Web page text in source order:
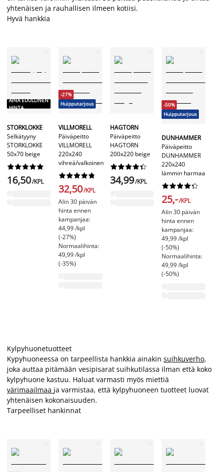
yhtenäisen ja rauhallisen ilmeen kotiisi.
Hyvä hankkia
AINA EDULLINEN
HINTA
STORKLOKKE
Selkätyyny
STORKLOKKE
50x70 beige






16,50/KPL
-27%
Huipputarjous
VILLMORELL
Päiväpeitto
VILLMORELL
220x240
vihreä/valkoinen






32,50/KPL
Alin 30 päivän
hinta ennen
kampanjaa:
44,99 /kpl
(-27%)
Normaalihinta:
49,99 /kpl
(-35%)
HAGTORN
Päiväpeitto
HAGTORN
200x220 beige






34,99/KPL
-50%
Huipputarjous
DUNHAMMER
Päiväpeitto
DUNHAMMER
220x240
lämmin harmaa






25,-/KPL
Alin 30 päivän
hinta ennen
kampanjaa:
49,99 /kpl
(-50%)
Normaalihinta:
49,99 /kpl
(-50%)
Kylpyhuonetuotteet
Kypyhuoneessa on tarpeellista hankkia ainakin suihkuverho,
joka auttaa pitämään vesipisarat suihkutilassa ilman että koko
kylpyhuone kastuu. Haluat varmasti myös miettiä
värimaailmaa ja varmistaa, että kylpyhuoneen tuotteet luovat
yhtenäisen kokonaisuuden.
Tarpeelliset hankinnat